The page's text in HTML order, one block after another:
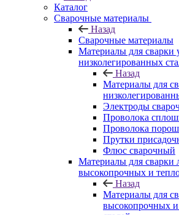
Каталог
Сварочные материалы
Назад
Сварочные материалы
Материалы для сварки
низколегированных
Назад
Материалы для
Электроды
Проволока
Проволока
Прутки
Флюс сварочный
Материалы для сварки
высокопрочных и
Назад
Материалы для
высокопрочных